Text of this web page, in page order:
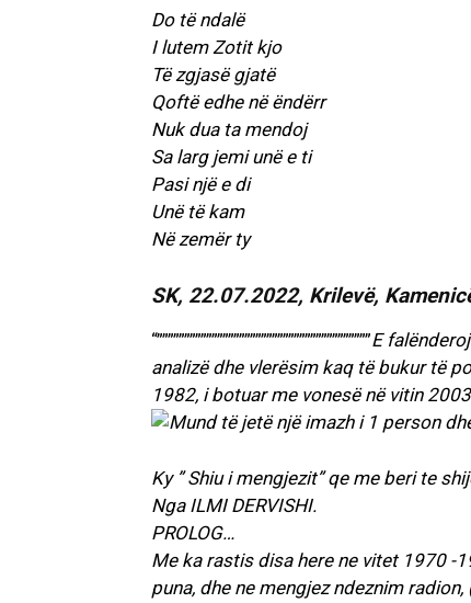
Do të ndalë
I lutem Zotit kjo
Të zgjasë gjatë
Qoftë edhe në ëndërr
Nuk dua ta mendoj
Sa larg jemi unë e ti
Pasi një e di
Unë të kam
Në zemër ty
SK, 22.07.2022, Krilevë,
“”””””””””””””””””””””””””””””””””””””””E
analizë dhe vlerësim kaq të bukur të
1982, i botuar me vonesë në vitin
Ky ” Shiu i mengjezit” qe me beri te
Nga ILMI DERVISHI.
PROLOG…
Me ka rastis disa here ne vitet 1970 -
puna, dhe ne mengjez ndeznim